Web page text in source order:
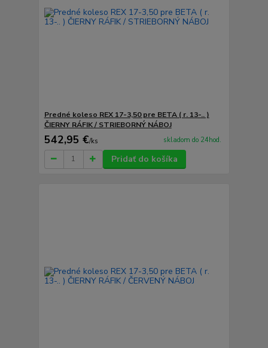
Predné koleso REX 17-3,50 pre BETA ( r. 13-.. )
ČIERNY RÁFIK / STRIEBORNÝ NÁBOJ
542,95 €/ks skladom do 24hod.
Pridať do košíka